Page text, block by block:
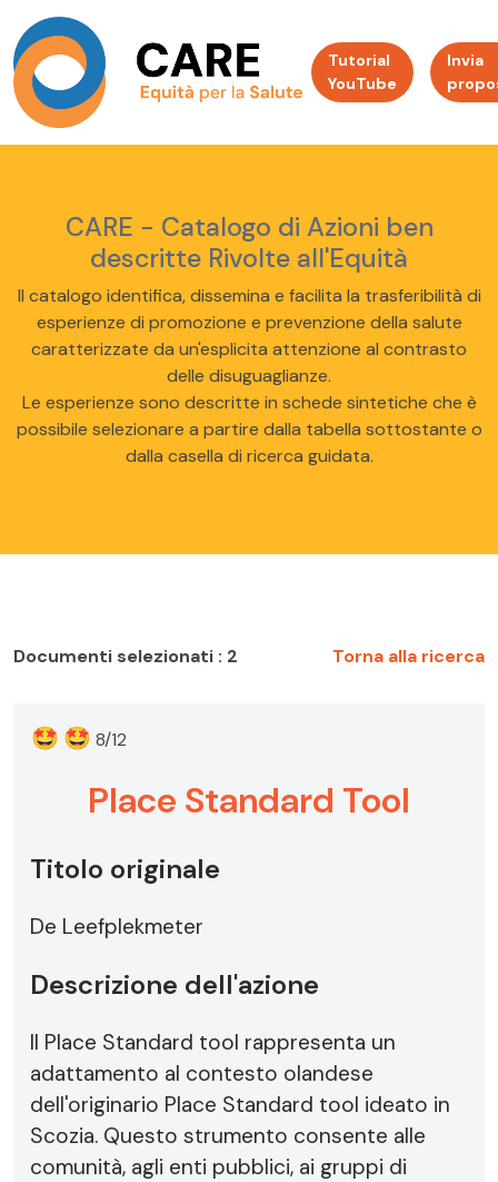
Tutorial
YouTube
Invia
CARE - Catalogo di Azioni ben
descritte Rivolte all'Equità
Il catalogo identifica, dissemina e facilita la trasferibilità di
esperienze di promozione e prevenzione della salute
caratterizzate da un'esplicita attenzione al contrasto
delle disuguaglianze.
Le esperienze sono descritte in schede sintetiche che è
possibile selezionare a partire dalla tabella sottostante o
dalla casella di ricerca guidata.
Documenti selezionati : 2 Torna alla ricerca
🤩 🤩 8/12
Place Standard Tool
Titolo originale
De Leefplekmeter
Descrizione dell'azione
Il Place Standard tool rappresenta un
adattamento al contesto olandese
dell'originario Place Standard tool ideato in
Scozia. Questo strumento consente alle
comunità, agli enti pubblici, ai gruppi di